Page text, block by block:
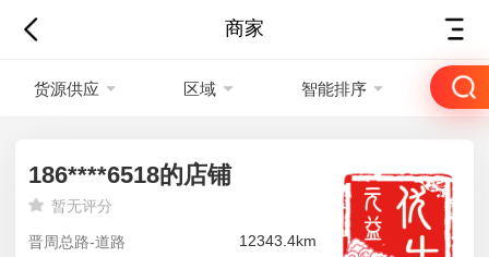
商家
货源供应 区域 智能排序
186****6518的店铺
暂无评分
晋周总路-道路 12343.4km